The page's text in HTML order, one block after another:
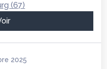
(67)
2025